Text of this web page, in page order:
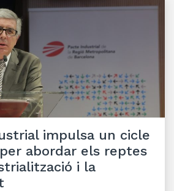
impulsa un cicle
abordar els reptes
i la